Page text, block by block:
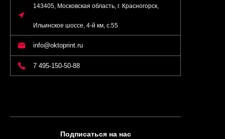
143405, Московская область, г. Красногорск,
Ильинское шоссе, 4-й км, с.55
info@oktoprint.ru
7 495-150-50-88
Подписаться на нас